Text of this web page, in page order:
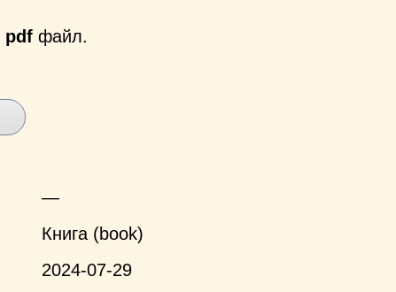
pdfфайл.
—
Книга (book)
2024-07-29